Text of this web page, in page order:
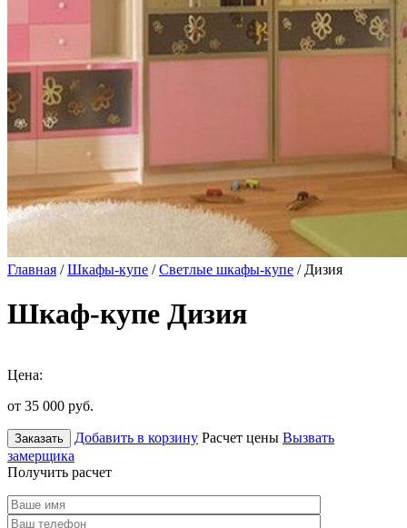
Главная /Шкафы-купе /Светлые шкафы-купе / Дизия
Шкаф-купе Дизия
Цена:
от 35 000 руб.
Заказать Добавить в корзину Расчет цены Вызвать
замерщика
Получить расчет